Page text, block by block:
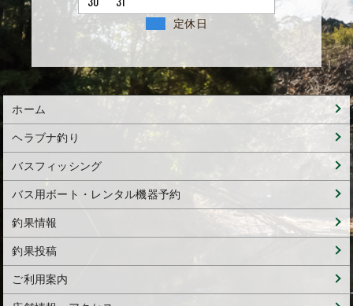
定休日
ホーム
ヘラブナ釣り
バスフィッシング
バス用ボート・レンタル機器予約
釣果情報
釣果投稿
ご利用案内